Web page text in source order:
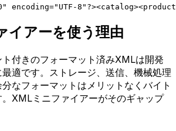
encoding="UTF-
イアーを使う理由
付きのフォーマット済みXMLは開発
適です。ストレージ、送信、機械処理
なフォーマットはメリットなくバイト
XMLミニファイアーがそのギャップ